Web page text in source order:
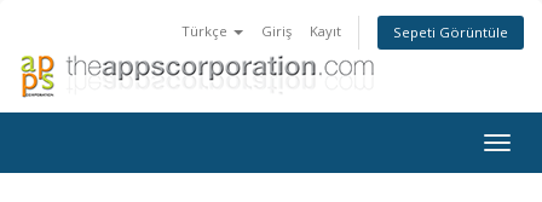
Türkçe Giriş Kayıt Sepeti Görüntüle